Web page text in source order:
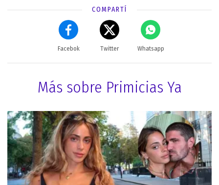
COMPARTÍ
Facebok Twitter Whatsapp
Más sobre Primicias Ya